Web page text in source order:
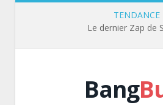
TENDANCE
Le dernier Zap de
Bang